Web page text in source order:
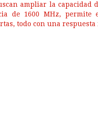
ampliar la
de 1600 MHz, permite
todo con una